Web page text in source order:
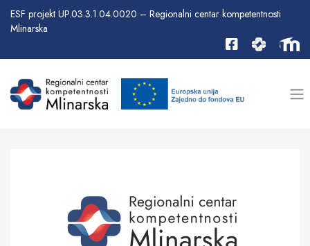
ESF projekt UP.03.3.1.04.0020 – Regionalni centar kompetentnosti
Mlinarska